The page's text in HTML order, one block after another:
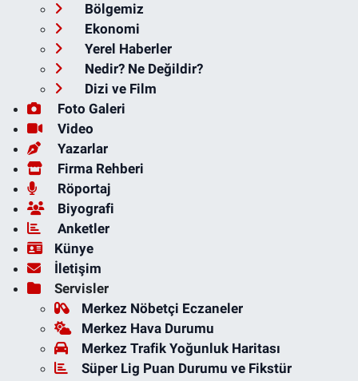
Bölgemiz
Ekonomi
Yerel Haberler
Nedir? Ne Değildir?
Dizi ve Film
Foto Galeri
Video
Yazarlar
Firma Rehberi
Röportaj
Biyografi
Anketler
Künye
İletişim
Servisler
Merkez Nöbetçi Eczaneler
Merkez Hava Durumu
Merkez Trafik Yoğunluk Haritası
Süper Lig Puan Durumu ve Fikstür